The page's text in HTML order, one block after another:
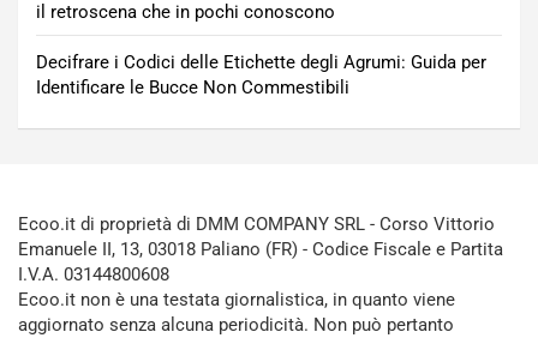
il retroscena che in pochi conoscono
Decifrare i Codici delle Etichette degli Agrumi: Guida per
Identificare le Bucce Non Commestibili
Ecoo.it di proprietà di DMM COMPANY SRL - Corso Vittorio
Emanuele II, 13, 03018 Paliano (FR) - Codice Fiscale e Partita
I.V.A. 03144800608
Ecoo.it non è una testata giornalistica, in quanto viene
aggiornato senza alcuna periodicità. Non può pertanto